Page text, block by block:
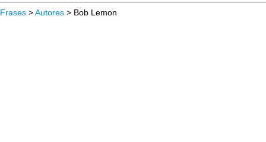
Frases >Autores > Bob Lemon